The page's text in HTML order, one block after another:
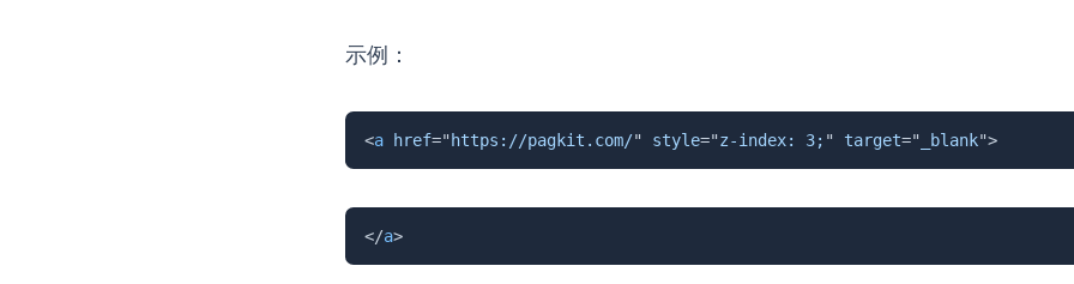
示例：
<a href=" https://pagkit.com/" style="z-index: 3; " target=" _blank">
</a>